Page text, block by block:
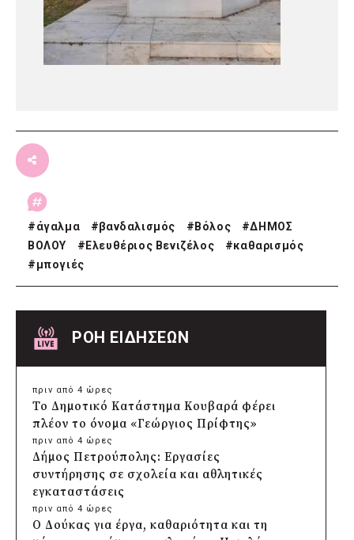
#άγαλμα #βανδαλισμός #Βόλος #ΔΗΜΟΣ
ΒΟΛΟΥ
#Ελευθέριος Βενιζέλος #καθαρισμός
#μπογιές
ΡΟΗ ΕΙΔΗΣΕΩΝ
πριν από 4 ώρες
Το Δημοτικό Κατάστημα Κουβαρά φέρει
πλέον το όνομα «Γεώργιος Πρίφτης»
πριν από 4 ώρες
Δήμος Πετρούπολης: Εργασίες
συντήρησης σε σχολεία και αθλητικές
εγκαταστάσεις
πριν από 4 ώρες
Ο Δούκας για έργα, καθαριότητα και τη